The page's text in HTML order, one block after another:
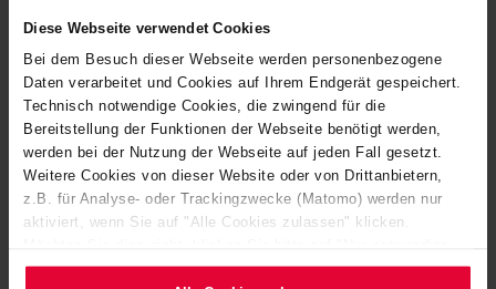
Diese Webseite verwendet Cookies
Bei dem Besuch dieser Webseite werden personenbezogene
Daten verarbeitet und Cookies auf Ihrem Endgerät gespeichert.
Technisch notwendige Cookies, die zwingend für die
Bereitstellung der Funktionen der Webseite benötigt werden,
werden bei der Nutzung der Webseite auf jeden Fall gesetzt.
Weitere Cookies von dieser Website oder von Drittanbietern,
z.B. für Analyse- oder Trackingzwecke (Matomo) werden nur
aktiviert, wenn Sie auf "Alle Cookies zulassen" klicken.
Cookies verwenden". Mehr dazu (einschließlich der Möglichkeit,
NACHBRENNKAMMER
In der Nachbrennkammer wird das feuerfeste Mauerwerk
meist durch hohe Alkalifrachten und weitere aggressive
Medien chemisch sehr stark belastet. In Verbindung mit
insbesondere flüssige Schlacken für einen hohen Verschleiß